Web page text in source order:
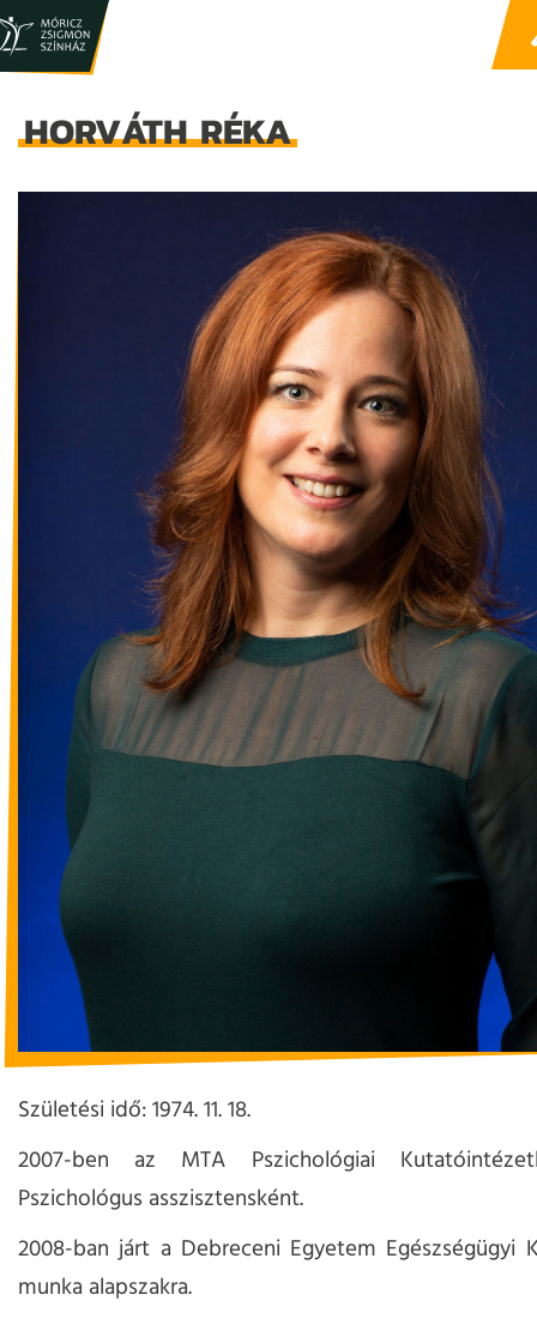
HORVÁTH RÉKA
Születési idő: 1974. 11. 18.
2007-ben az MTA Pszichológiai
Pszichológus asszisztensként.
2008-ban járt a Debreceni Egyetem Egészségügyi
munka alapszakra.